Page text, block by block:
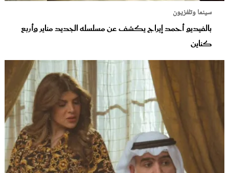
سينما وتلفزيون
بالفيديو أحمد إيراج يكشف عن مسلسله الجديد مناير وأربع
كناين